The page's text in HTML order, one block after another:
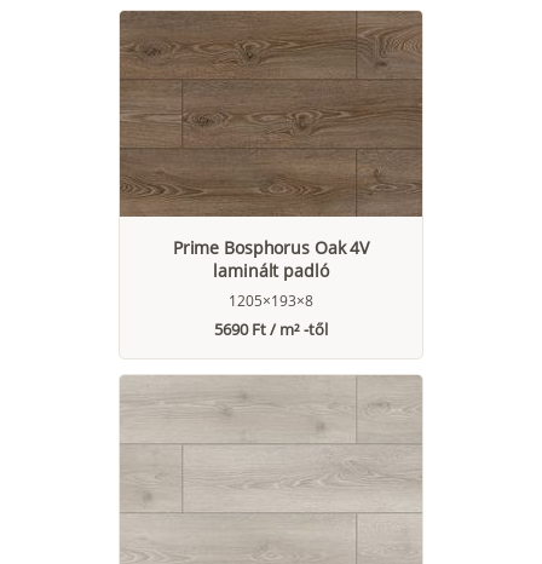
Prime Bosphorus Oak 4V
laminált padló
1205×193×8
5690 Ft / m² -től